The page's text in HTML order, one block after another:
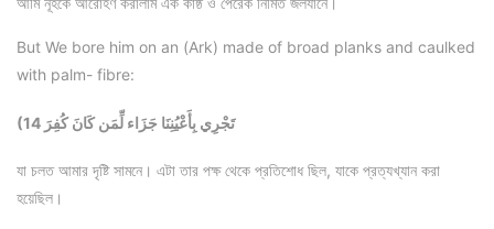
But We bore him on an (Ark) made of broad planks and caulked
with palm- fibre:
(14 تَجْرِي بِأَعْيُنِنَا جَزَاء لِّمَن كَانَ كُفِرَ
যা চলত আমার দৃষ্টি সামনে। এটা তার পক্ষ থেকে প্রতিশোধ ছিল, যাকে প্রত্যখ্যান করা
হয়েছিল।